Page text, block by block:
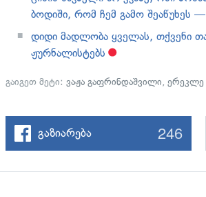
ბოდიში, რომ ჩემ გამო შეაწუხეს
დიდი მადლობა ყველას, თქვენი
ჟურნალისტებს
გაიგეთ მეტი:ვაჟა გაფრინდაშვილი,ერეკლე
გაზიარება 246